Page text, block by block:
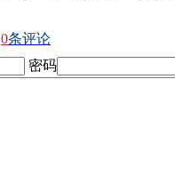
0条评论
密码